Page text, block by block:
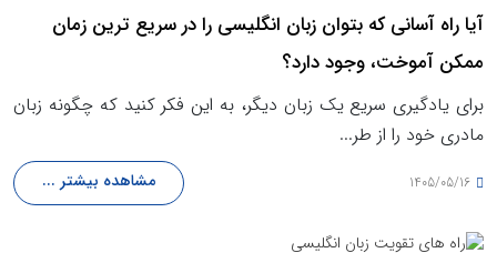
آیا راه آسانی که بتوان زبان انگلیسی را در سریع ترین زمان
ممکن آموخت، وجود دارد؟
برای یادگیری سریع یک زبان دیگر، به این فکر کنید که چگونه زبان
مادری خود را از طر...
1405/05/16 مشاهده بیشتر ...